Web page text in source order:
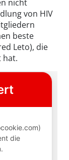
nicht
von HIV
beste
Leto), die
hat.